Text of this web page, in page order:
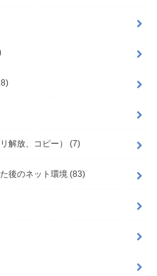
解放、コピー） (7)
後のネット環境 (83)